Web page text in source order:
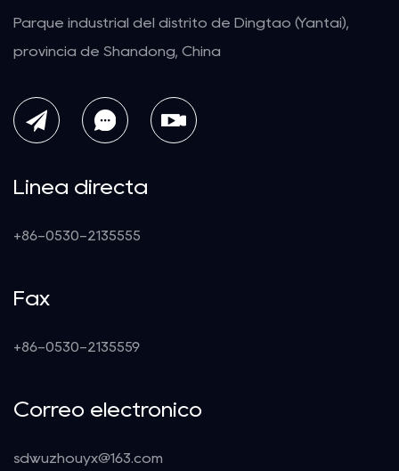
Parque industrial del distrito de Dingtao (Yantai),
provincia de Shandong, China
Línea directa
+86-0530-2135555
Fax
+86-0530-2135559
Correo electrónico
sdwuzhouyx@163.com